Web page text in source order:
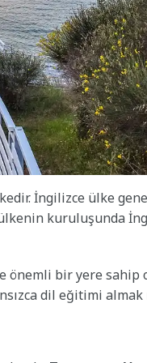
İngilizce ülke
kuruluşunda
önemli bir yere
dil eğitimi